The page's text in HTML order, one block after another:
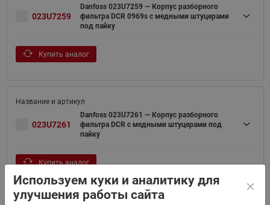
023U7259
Danfoss 023U7259 — Корпус разборного
фильтра DCR 0969s с медными штуцерами
под пайку
Купить аналог
023U7261
Danfoss 023U7261 — Корпус разборного
фильтра DCR с медными штуцерами под
пайку
Купить аналог
Используем куки и аналитику для
улучшения работы сайта